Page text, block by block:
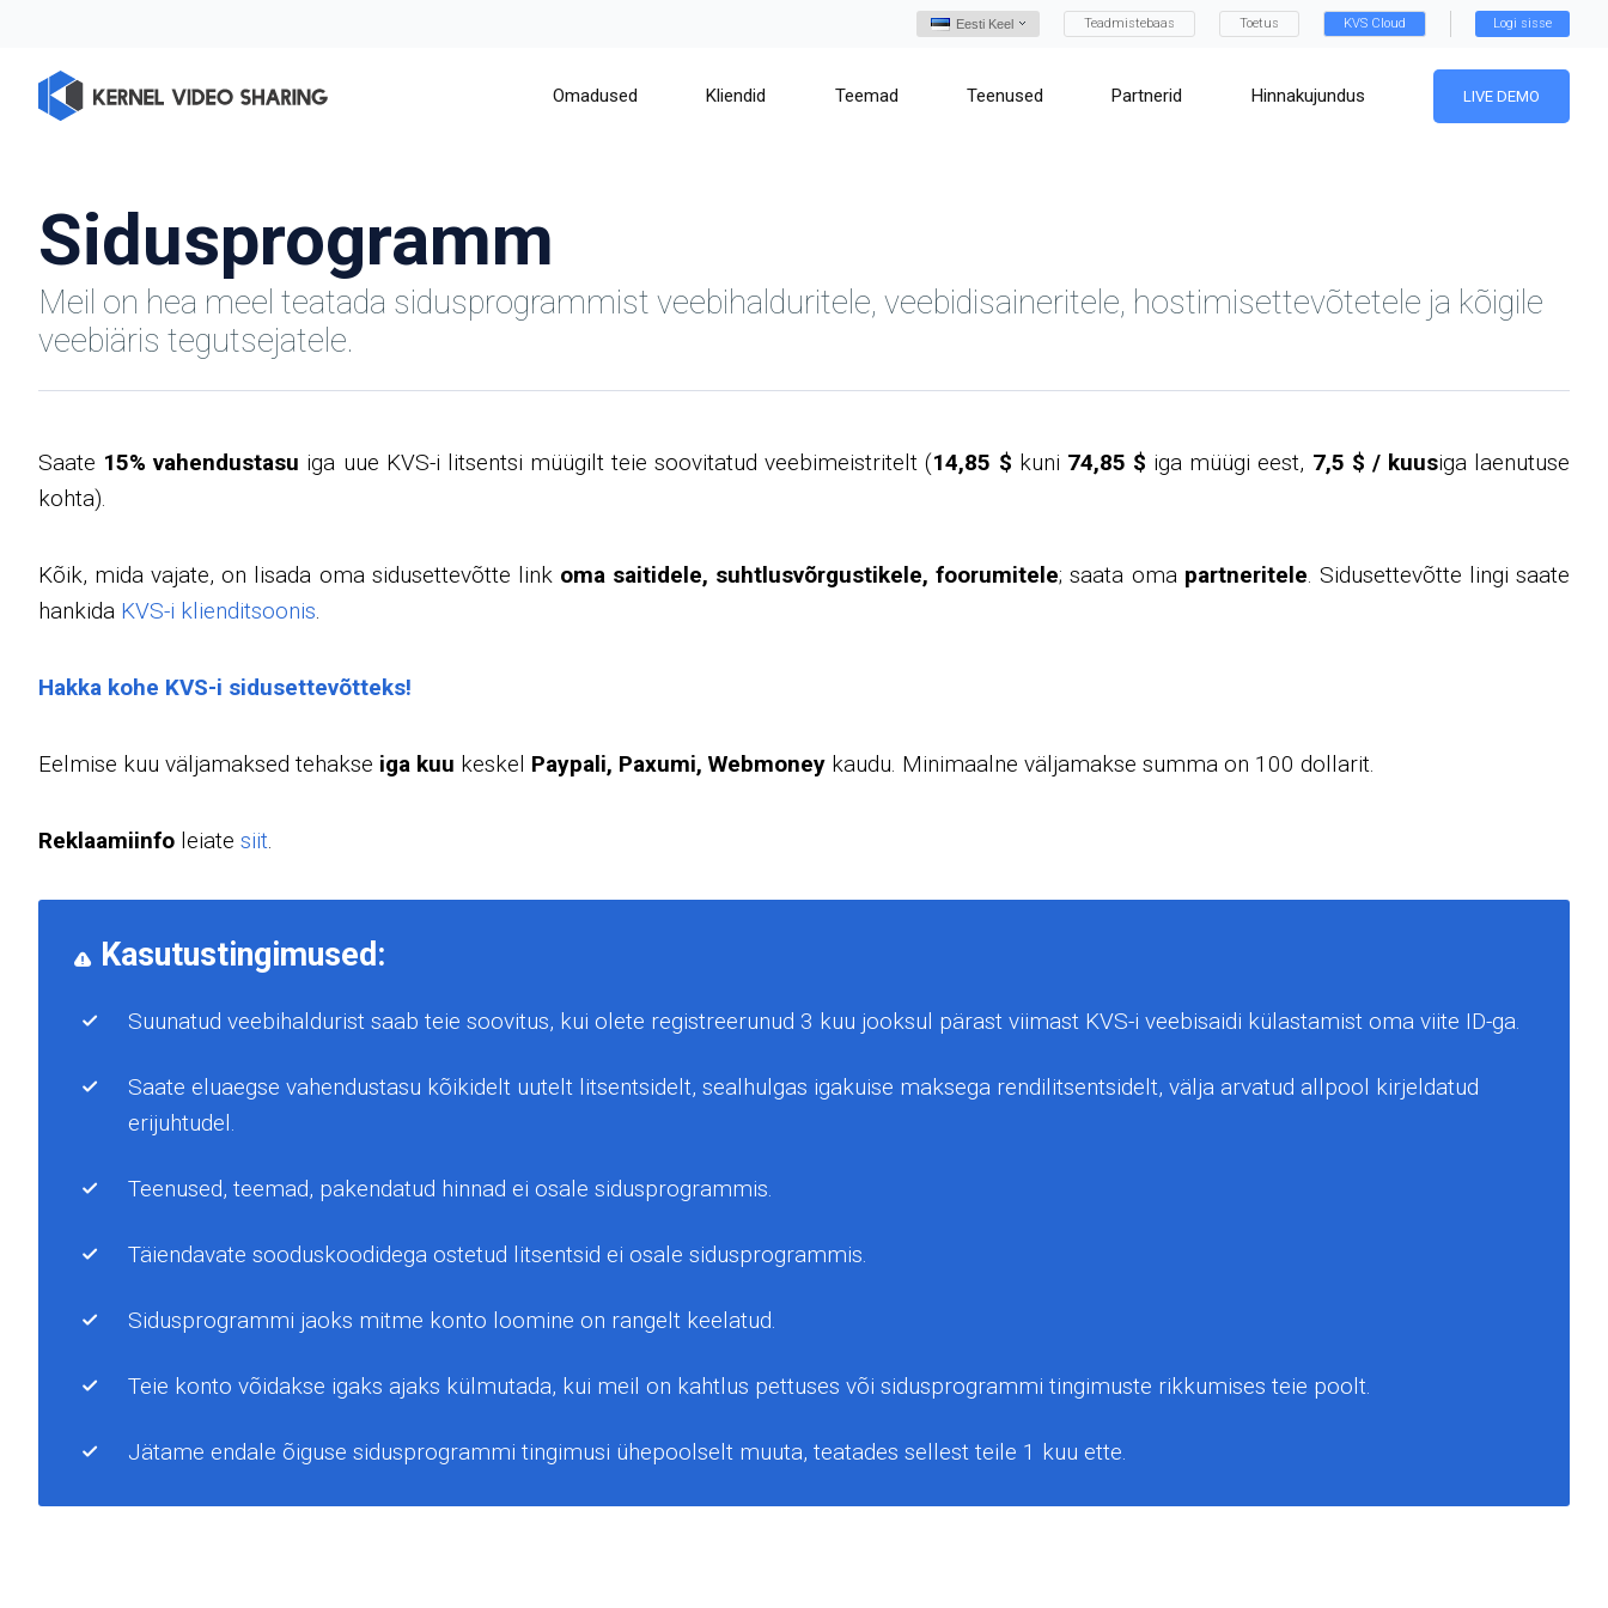
Eesti Keel Teadmistebaas Toetus KVS Cloud Logi sisse
Omadused Kliendid Teemad Teenused Partnerid Hinnakujundus LIVE DEMO
Sidusprogramm
Meil on hea meel teatada sidusprogrammist veebihalduritele, veebidisaineritele, hostimisettevõtetele ja kõigile
veebiäris tegutsejatele.
Saate 15% vahendustasu iga uue KVS-i litsentsi müügilt teie soovitatud veebimeistritelt (14,85 $ kuni 74,85 $ iga müügi eest, 7,5 $ / kuusiga laenutuse
kohta).
Kõik, mida vajate, on lisada oma sidusettevõtte link oma saitidele, suhtlusvõrgustikele, foorumitele; saata oma partneritele. Sidusettevõtte lingi saate
hankida KVS-i klienditsoonis.
Hakka kohe KVS-i sidusettevõtteks!
Eelmise kuu väljamaksed tehakse iga kuu keskel Paypali, Paxumi, Webmoney kaudu. Minimaalne väljamakse summa on 100 dollarit.
Reklaamiinfo leiate siit.
Kasutustingimused:
Suunatud veebihaldurist saab teie soovitus, kui olete registreerunud 3 kuu jooksul pärast viimast KVS-i veebisaidi külastamist oma viite ID-ga.
Saate eluaegse vahendustasu kõikidelt uutelt litsentsidelt, sealhulgas igakuise maksega rendilitsentsidelt, välja arvatud allpool kirjeldatud
erijuhtudel.
Teenused, teemad, pakendatud hinnad ei osale sidusprogrammis.
Täiendavate sooduskoodidega ostetud litsentsid ei osale sidusprogrammis.
Sidusprogrammi jaoks mitme konto loomine on rangelt keelatud.
Teie konto võidakse igaks ajaks külmutada, kui meil on kahtlus pettuses või sidusprogrammi tingimuste rikkumises teie poolt.
Jätame endale õiguse sidusprogrammi tingimusi ühepoolselt muuta, teatades sellest teile 1 kuu ette.